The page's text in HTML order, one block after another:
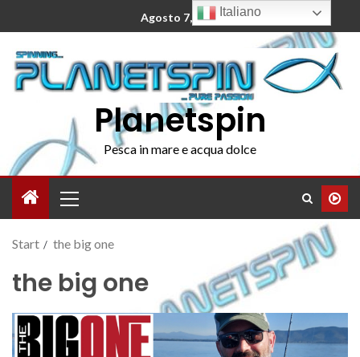
Agosto 7, 2026
Planetspin
Pesca in mare e acqua dolce
Start the big one
the big one
Italiano